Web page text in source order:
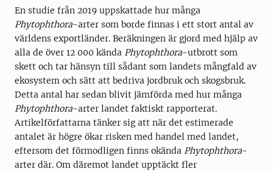
En studie från 2019 uppskattade hur många
Phytophthora-arter som borde finnas i ett stort antal av
världens exportländer. Beräkningen är gjord med hjälp av
alla de över 12 000 kända Phytophthora-utbrott som
skett och tar hänsyn till sådant som landets mångfald av
ekosystem och sätt att bedriva jordbruk och skogsbruk.
Detta antal har sedan blivit jämförda med hur många
Phytophthora-arter landet faktiskt rapporterat.
Artikelförfattarna tänker sig att när det estimerade
antalet är högre ökar risken med handel med landet,
eftersom det förmodligen finns okända Phytophthora-
arter där. Om däremot landet upptäckt fler